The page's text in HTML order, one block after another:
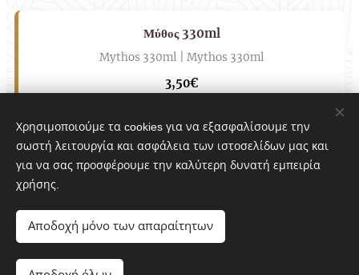
Μύθος 330ml
Mythos 330ml | Mythos 330ml
3,50€
Βαρελίσια 250ml
Draft beer 250ml | Fıçı bira 250ml
Χρησιμοποιούμε τα cookies για να εξασφαλίσουμε την
σωστή λειτουργία και ασφάλεια των ιστοσελίδων μας και
για να σας προσφέρουμε την καλύτερη δυνατή εμπειρία
χρήσης.
Αποδοχή μόνο των απαραίτητων